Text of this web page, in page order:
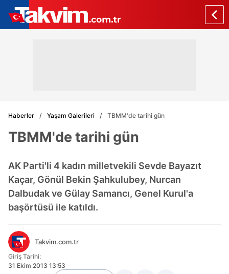
Haberler Yaşam Galerileri TBMM'de tarihi gün
TBMM'de tarihi gün
AK Parti'li 4 kadın milletvekili Sevde Bayazıt
Kaçar, Gönül Bekin Şahkulubey, Nurcan
Dalbudak ve Gülay Samancı, Genel Kurul'a
başörtüsü ile katıldı.
Takvim.com.tr
Giriş Tarihi:
31 Ekim 2013 13:53